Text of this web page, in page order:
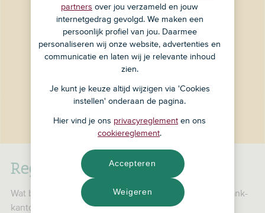
RegioBank is nu ASN Bank
Wat betekent dat voor jou, je producten en je RegioBank-
kantoor?
partners over jou verzameld en jouw
internetgedrag gevolgd. We maken een
persoonlijk profiel van jou. Daarmee
personaliseren wij onze website, advertenties en
communicatie en laten wij je relevante inhoud
zien.
Je kunt je keuze altijd wijzigen via 'Cookies
instellen' onderaan de pagina.
Hier vind je ons privacyreglement en ons
cookiereglement.
Weigeren
Accepteren